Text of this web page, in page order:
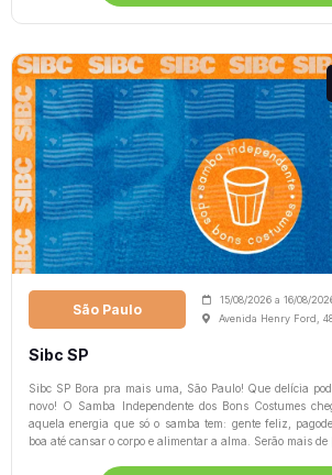
São Paulo
15/08/2026a 16/08/
Avenida Henry Ford,
Sibc SP
Sibc SP Bora pra mais uma, São Paulo! Que delícia
novo! O Samba Independente dos Bons Costumes
aquela energia que só o samba tem: gente feliz,
boa até cansar o corpo e alimentar a alma. Serão mais